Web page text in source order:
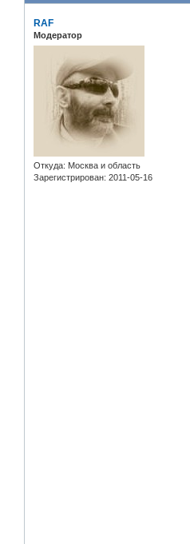
RAF
Модератор
Откуда: Москва и область
Зарегистрирован: 2011-05-16